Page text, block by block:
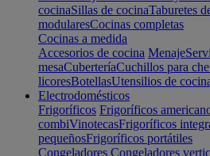
cocinaSillas de cocinaTaburetes
modularesCocinas completas
Cocinas a medida
Accesorios de cocina Menaje
mesaCuberteríaCuchillos para
licoresBotellasUtensilios de
Electrodomésticos
Frigoríficos Frigoríficos
combiVinotecasFrigoríficos
pequeñosFrigoríficos portátiles
Congeladores Congeladores